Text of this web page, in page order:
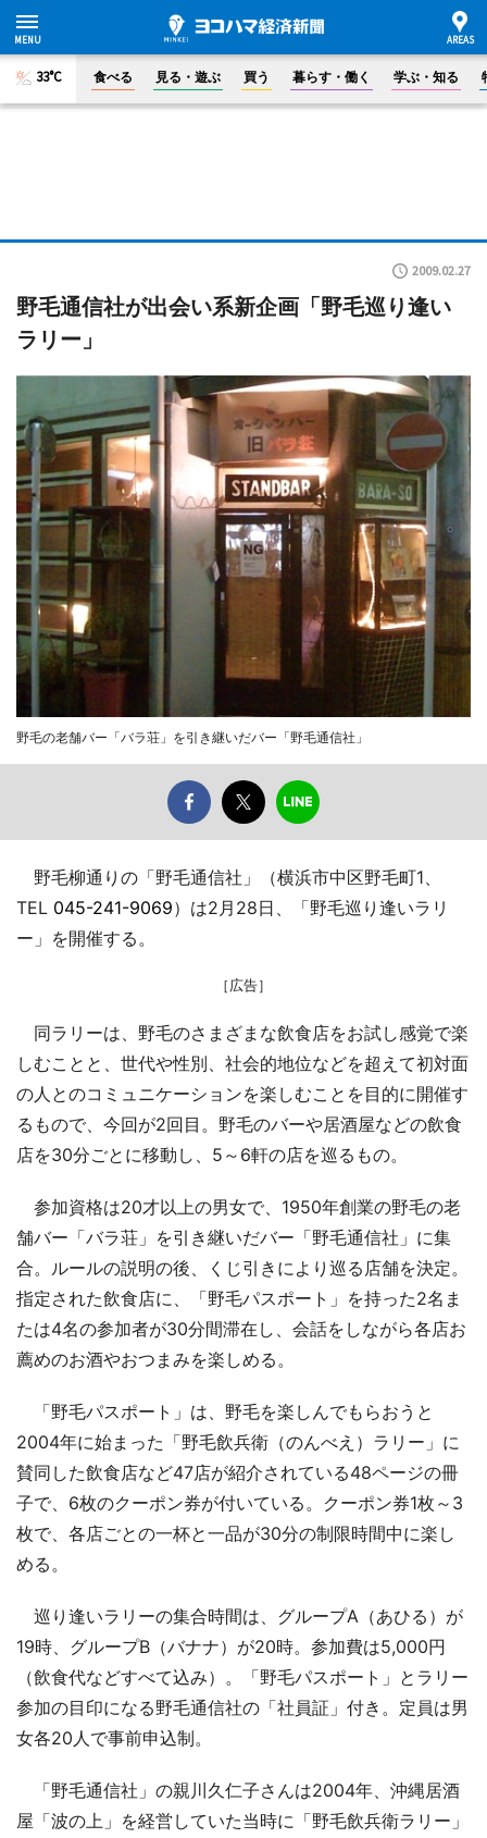
33°C 食べる 見る・遊ぶ 買う 暮らす・働く 学ぶ・知る
2009.02.27
野毛通信社が出会い系新企画「野毛巡り逢い
ラリー」
野毛の老舗バー「バラ荘」を引き継いだバー「野毛通信社」
野毛柳通りの「野毛通信社」（横浜市中区野毛町1、
TEL 045-241-9069）は2月28日、「野毛巡り逢いラリ
ー」を開催する。
［広告］
同ラリーは、野毛のさまざまな飲食店をお試し感覚で楽
しむことと、世代や性別、社会的地位などを超えて初対面
の人とのコミュニケーションを楽しむことを目的に開催す
るもので、今回が2回目。野毛のバーや居酒屋などの飲食
店を30分ごとに移動し、5～6軒の店を巡るもの。
参加資格は20才以上の男女で、1950年創業の野毛の老
舗バー「バラ荘」を引き継いだバー「野毛通信社」に集
合。ルールの説明の後、くじ引きにより巡る店舗を決定。
指定された飲食店に、「野毛パスポート」を持った2名ま
たは4名の参加者が30分間滞在し、会話をしながら各店お
薦めのお酒やおつまみを楽しめる。
「野毛パスポート」は、野毛を楽しんでもらおうと
2004年に始まった「野毛飲兵衛（のんべえ）ラリー」に
賛同した飲食店など47店が紹介されている48ページの冊
子で、6枚のクーポン券が付いている。クーポン券1枚～3
枚で、各店ごとの一杯と一品が30分の制限時間中に楽し
める。
巡り逢いラリーの集合時間は、グループA（あひる）が
19時、グループB（バナナ）が20時。参加費は5,000円
（飲食代などすべて込み）。「野毛パスポート」とラリー
参加の目印になる野毛通信社の「社員証」付き。定員は男
女各20人で事前申込制。
「野毛通信社」の親川久仁子さんは2004年、沖縄居酒
屋「波の上」を経営していた当時に「野毛飲兵衛ラリー」